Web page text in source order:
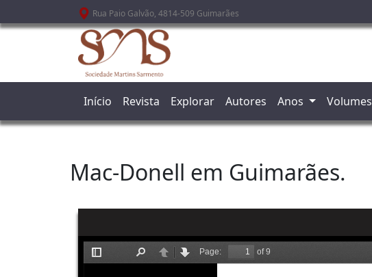
Passar para o conteúdo principal
Rua Paio Galvão, 4814-509 Guimarães
Início Revista Explorar Autores Anos Volumes
Mac-Donell em Guimarães.